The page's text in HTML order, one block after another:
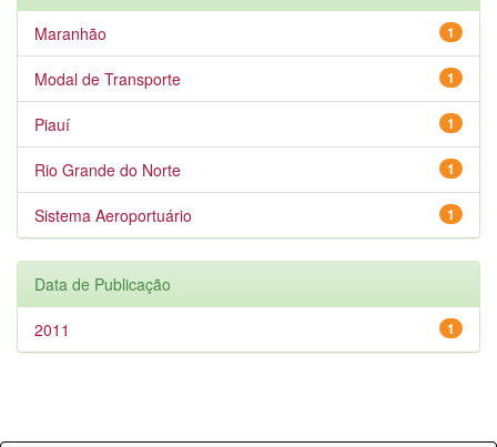
1
Maranhão
1
Modal de Transporte
1
Piauí
1
Rio Grande do Norte
1
Sistema Aeroportuário
Data de Publicação
1
2011